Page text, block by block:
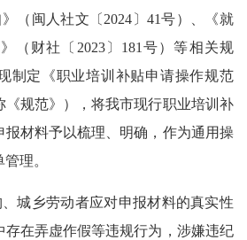
》（闽人社文〔2024 〕41号）、《就
（财社〔 2023〕 181号）等相关规
制定《职业培训补贴申请操作规范
《规范》），将我市现行职业培训补
报材料予以梳理、明确，作为通用操
理。
城乡劳动者应对申报材料的真实性
存在弄虚作假等违规行为，涉嫌违纪